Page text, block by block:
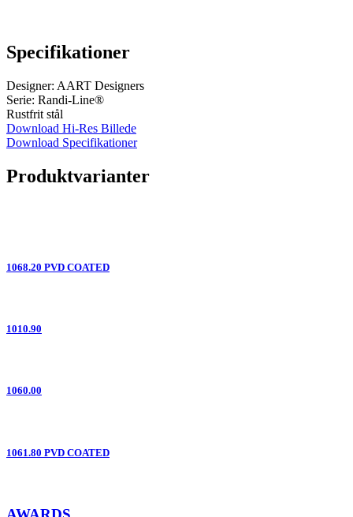
Specifikationer
Designer: AART Designers
Serie: Randi-Line®
Rustfrit stål
Download Hi-Res Billede
Download Specifikationer
Produktvarianter
1068.20 PVD COATED
1010.90
1060.00
1061.80 PVD COATED